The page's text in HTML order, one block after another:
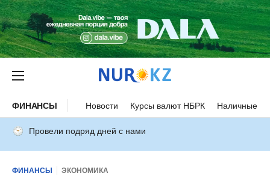
ФИНАНСЫ Новости Курсы валют НБРК Наличные
Провели подряд дней с нами
ФИНАНСЫ ЭКОНОМИКА